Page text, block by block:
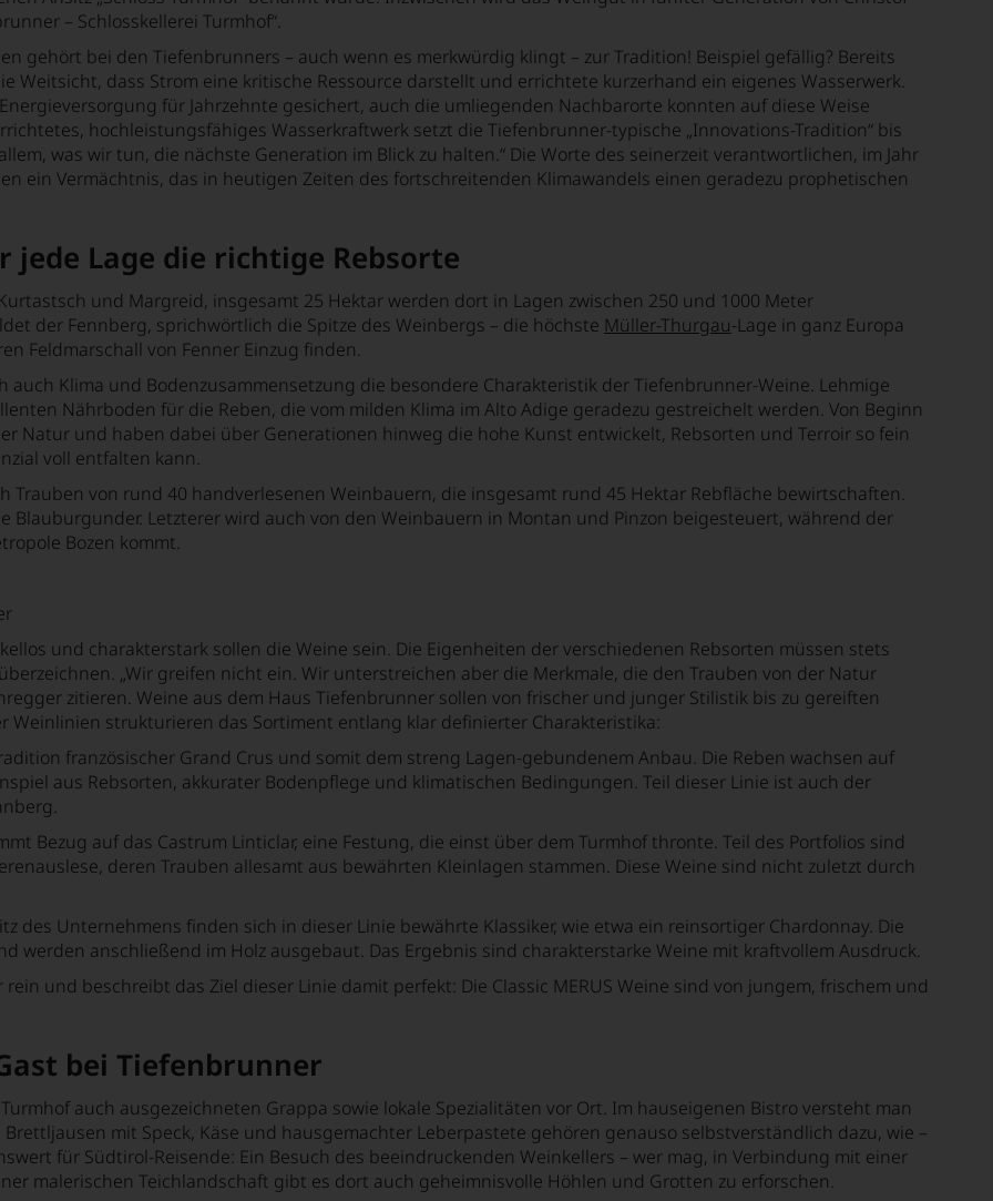
– Schlosskellerei Turmhof“.
gehört bei den Tiefenbrunners – auch wenn es merkwürdig klingt – zur Tradition! Beispiel gefällig? Bereits
Weitsicht, dass Strom eine kritische Ressource darstellt und errichtete kurzerhand ein eigenes Wasserwerk.
für Jahrzehnte gesichert, auch die umliegenden Nachbarorte konnten auf diese Weise
hochleistungsfähiges Wasserkraftwerk setzt die Tiefenbrunner-typische „Innovations-Tradition“ bis
was wir tun, die nächste Generation im Blick zu halten.“ Die Worte des seinerzeit verantwortlichen, im Jahr
ein Vermächtnis, das in heutigen Zeiten des fortschreitenden Klimawandels einen geradezu prophetischen
jede Lage die richtige Rebsorte
und Margreid, insgesamt 25 Hektar werden dort in Lagen zwischen 250 und 1000 Meter
der Fennberg, sprichwörtlich die Spitze des Weinbergs – die höchste Müller-Thurgau-Lage in ganz Europa
Feldmarschall von Fenner Einzug finden.
Klima und Bodenzusammensetzung die besondere Charakteristik der Tiefenbrunner-Weine. Lehmige
Nährboden für die Reben, die vom milden Klima im Alto Adige geradezu gestreichelt werden. Von Beginn
Natur und haben dabei über Generationen hinweg die hohe Kunst entwickelt, Rebsorten und Terroir so fein
voll entfalten kann.
Trauben von rund 40 handverlesenen Weinbauern, die insgesamt rund 45 Hektar Rebfläche bewirtschaften.
Blauburgunder. Letzterer wird auch von den Weinbauern in Montan und Pinzon beigesteuert, während der
Bozen kommt.
und charakterstark sollen die Weine sein. Die Eigenheiten der verschiedenen Rebsorten müssen stets
„Wir greifen nicht ein. Wir unterstreichen aber die Merkmale, die den Trauben von der Natur
zitieren. Weine aus dem Haus Tiefenbrunner sollen von frischer und junger Stilistik bis zu gereiften
Weinlinien strukturieren das Sortiment entlang klar definierter Charakteristika:
französischer Grand Crus und somit dem streng Lagen-gebundenem Anbau. Die Reben wachsen auf
aus Rebsorten, akkurater Bodenpflege und klimatischen Bedingungen. Teil dieser Linie ist auch der
Bezug auf das Castrum Linticlar, eine Festung, die einst über dem Turmhof thronte. Teil des Portfolios sind
deren Trauben allesamt aus bewährten Kleinlagen stammen. Diese Weine sind nicht zuletzt durch
des Unternehmens finden sich in dieser Linie bewährte Klassiker, wie etwa ein reinsortiger Chardonnay. Die
werden anschließend im Holz ausgebaut. Das Ergebnis sind charakterstarke Weine mit kraftvollem Ausdruck.
und beschreibt das Ziel dieser Linie damit perfekt: Die Classic MERUS Weine sind von jungem, frischem und
bei Tiefenbrunner
auch ausgezeichneten Grappa sowie lokale Spezialitäten vor Ort. Im hauseigenen Bistro versteht man
mit Speck, Käse und hausgemachter Leberpastete gehören genauso selbstverständlich dazu, wie –
für Südtirol-Reisende: Ein Besuch des beeindruckenden Weinkellers – wer mag, in Verbindung mit einer
malerischen Teichlandschaft gibt es dort auch geheimnisvolle Höhlen und Grotten zu erforschen.